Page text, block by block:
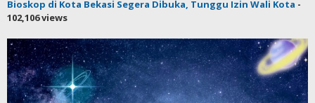
Bioskop di Kota Bekasi Segera Dibuka, Tunggu Izin Wali Kota -
102,106 views